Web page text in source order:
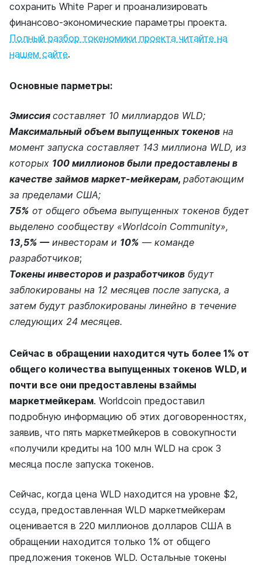
сохранить White Paper и проанализировать
финансово-экономические параметры проекта.
Полный разбор токеномики проекта читайте на
нашем сайте.
Основные парметры:
Эмиссия составляет 10 миллиардов WLD;
Максимальный объем выпущенных токенов на
момент запуска составляет 143 миллиона WLD, из
которых 100 миллионов были предоставлены в
качестве займов маркет-мейкерам, работающим
за пределами США;
75% от общего объема выпущенных токенов будет
выделено сообществу «Worldcoin Community»,
13,5% —инвесторам и 10% — команде
разработчиков;
Токены инвесторов и разработчиков будут
заблокированы на 12 месяцев после запуска, а
затем будут разблокированы линейно в течение
следующих 24 месяцев.
Сейчас в обращении находится чуть более 1% от
общего количества выпущенных токенов WLD, и
почти все они предоставлены взаймы
маркетмейкерам. Worldcoin предоставил
подробную информацию об этих договоренностях,
заявив, что пять маркетмейкеров в совокупности
«получили кредиты на 100 млн WLD на срок 3
месяца после запуска токенов.
Сейчас, когда цена WLD находится на уровне $2,
ссуда, предоставленная WLD маркетмейкерам
оценивается в 220 миллионов долларов США в
обращении находится только 1% от общего
предложения токенов WLD. Остальные токены